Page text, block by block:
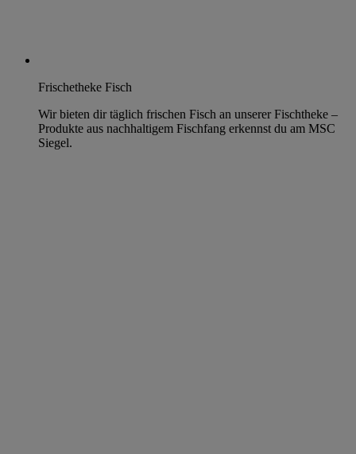
Frischetheke Fisch
Wir bieten dir täglich frischen Fisch an unserer Fischtheke –
Produkte aus nachhaltigem Fischfang erkennst du am MSC
Siegel.